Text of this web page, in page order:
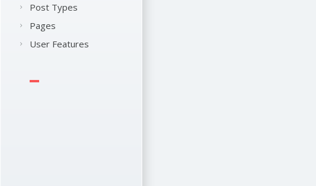
Post Types
Pages
User Features